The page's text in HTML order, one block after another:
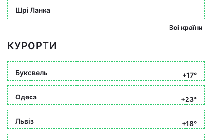
Шрі Ланка
Всі країни
КУРОРТИ
Буковель +17°
Одеса +23°
Львів +18°